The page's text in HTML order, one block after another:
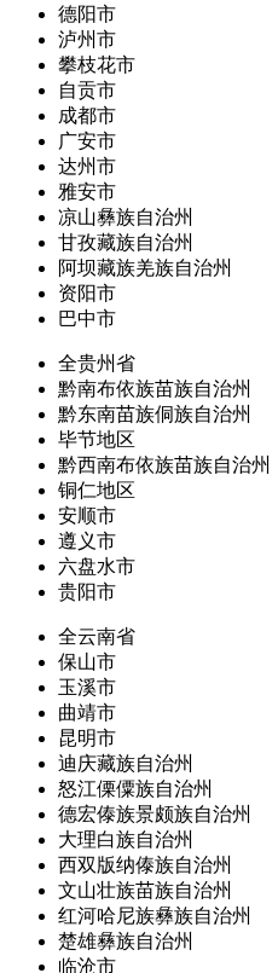
德阳市
泸州市
攀枝花市
自贡市
成都市
广安市
达州市
雅安市
凉山彝族自治州
甘孜藏族自治州
阿坝藏族羌族自治州
资阳市
巴中市
全贵州省
黔南布依族苗族自治州
黔东南苗族侗族自治州
毕节地区
黔西南布依族苗族自治州
铜仁地区
安顺市
遵义市
六盘水市
贵阳市
全云南省
保山市
玉溪市
曲靖市
昆明市
迪庆藏族自治州
怒江傈僳族自治州
德宏傣族景颇族自治州
大理白族自治州
西双版纳傣族自治州
文山壮族苗族自治州
红河哈尼族彝族自治州
楚雄彝族自治州
临沧市